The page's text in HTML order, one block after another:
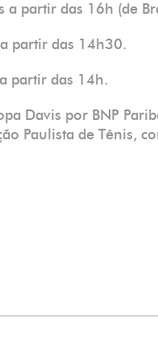
a partir das 16h (de
partir das 14h30.
partir das 14h.
Davis por BNP
Paulista de Tênis,